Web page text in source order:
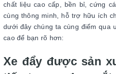
chất liệu cao cấp, bền bỉ, cứng
cùng thông minh, hỗ trợ hữu ích
dưới đây chúng ta cùng điểm qua
cao để bạn rõ hơn:
Xe đẩy được sản